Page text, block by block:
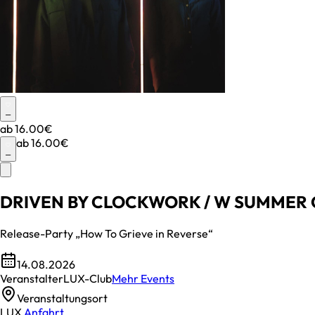
–
ab16.00€
–
ab16.00€
DRIVEN BY CLOCKWORK / W SUMMER
Release-Party „How To Grieve in Reverse“
14.08.2026
VeranstalterLUX-ClubMehr Events
Veranstaltungsort
LUX Anfahrt